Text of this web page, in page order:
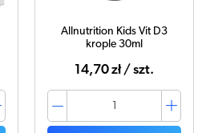
Allnutrition Kids Vit D3
krople 30ml
14,70 zł / szt.